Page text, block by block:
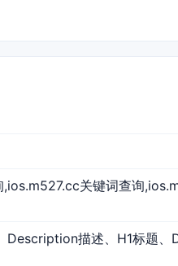
关键词查询
描述、H1标题、